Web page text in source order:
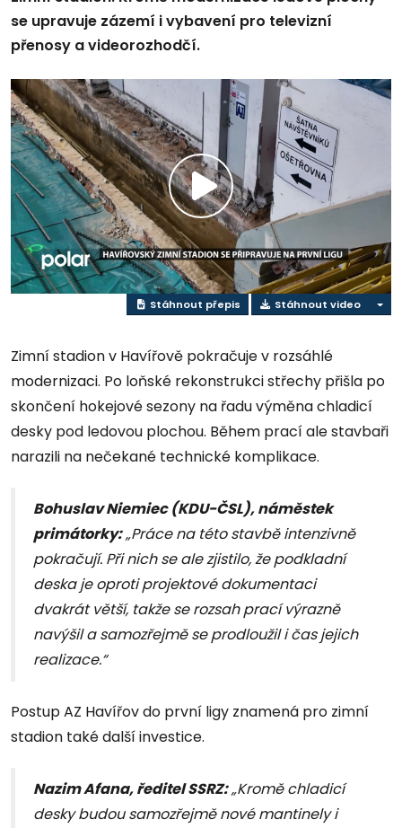
se upravuje zázemí i vybavení pro televizní
přenosy a videorozhodčí.
Přehrát
video
Stáhnout přepis Stáhnout video
Zimní stadion v Havířově pokračuje v rozsáhlé
modernizaci. Po loňské rekonstrukci střechy přišla po
skončení hokejové sezony na řadu výměna chladicí
desky pod ledovou plochou. Během prací ale stavbaři
narazili na nečekané technické komplikace.
Bohuslav Niemiec (KDU-ČSL), náměstek
primátorky:„Práce na této stavbě intenzivně
pokračují. Při nich se ale zjistilo, že podkladní
deska je oproti projektové dokumentaci
dvakrát větší, takže se rozsah prací výrazně
navýšil a samozřejmě se prodloužil i čas jejich
realizace.“
Postup AZ Havířov do první ligy znamená pro zimní
stadion také další investice.
Nazim Afana, ředitel SSRZ:„Kromě chladicí
desky budou samozřejmě nové mantinely i